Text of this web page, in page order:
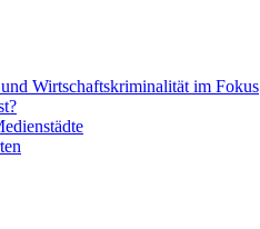
Wirtschaftskriminalität im Fokus